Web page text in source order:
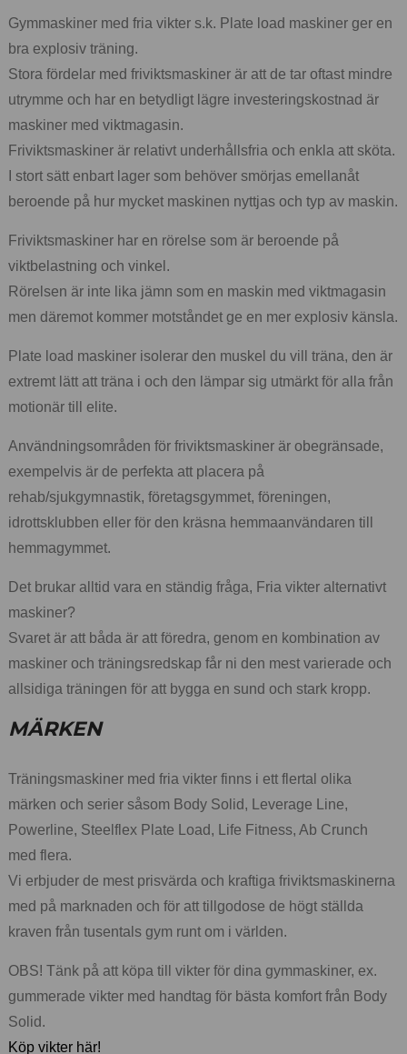
Gymmaskiner med fria vikter s.k. Plate load maskiner ger en
bra explosiv träning.
Stora fördelar med friviktsmaskiner är att de tar oftast mindre
utrymme och har en betydligt lägre investeringskostnad är
maskiner med viktmagasin.
Friviktsmaskiner är relativt underhållsfria och enkla att sköta.
I stort sätt enbart lager som behöver smörjas emellanåt
beroende på hur mycket maskinen nyttjas och typ av maskin.
Friviktsmaskiner har en rörelse som är beroende på
viktbelastning och vinkel.
Rörelsen är inte lika jämn som en maskin med viktmagasin
men däremot kommer motståndet ge en mer explosiv känsla.
Plate load maskiner isolerar den muskel du vill träna, den är
extremt lätt att träna i och den lämpar sig utmärkt för alla från
motionär till elite.
Användningsområden för friviktsmaskiner är obegränsade,
exempelvis är de perfekta att placera på
rehab/sjukgymnastik, företagsgymmet, föreningen,
idrottsklubben eller för den kräsna hemmaanvändaren till
hemmagymmet.
Det brukar alltid vara en ständig fråga, Fria vikter alternativt
maskiner?
Svaret är att båda är att föredra, genom en kombination av
maskiner och träningsredskap får ni den mest varierade och
allsidiga träningen för att bygga en sund och stark kropp.
MÄRKEN
Träningsmaskiner med fria vikter finns i ett flertal olika
märken och serier såsom Body Solid, Leverage Line,
Powerline, Steelflex Plate Load, Life Fitness, Ab Crunch
med flera.
Vi erbjuder de mest prisvärda och kraftiga friviktsmaskinerna
med på marknaden och för att tillgodose de högt ställda
kraven från tusentals gym runt om i världen.
OBS! Tänk på att köpa till vikter för dina gymmaskiner, ex.
gummerade vikter med handtag för bästa komfort från Body
Solid.
Köp vikter här!